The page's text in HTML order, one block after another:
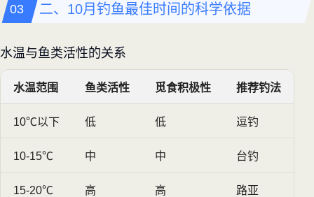
二、10月钓鱼最佳时间的科学依据
水温与鱼类活性的关系
水温范围 鱼类活性 觅食积极性 推荐钓法
10℃以下 低 低 逗钓
10-15℃ 中 中 台钓
15-20℃ 高 高 路亚